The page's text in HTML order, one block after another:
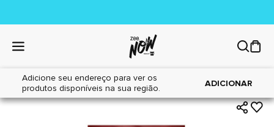
Adicione seu endereço para ver os
produtos disponíveis na sua região.
ADICIONAR
Home|Cães|Alimentos